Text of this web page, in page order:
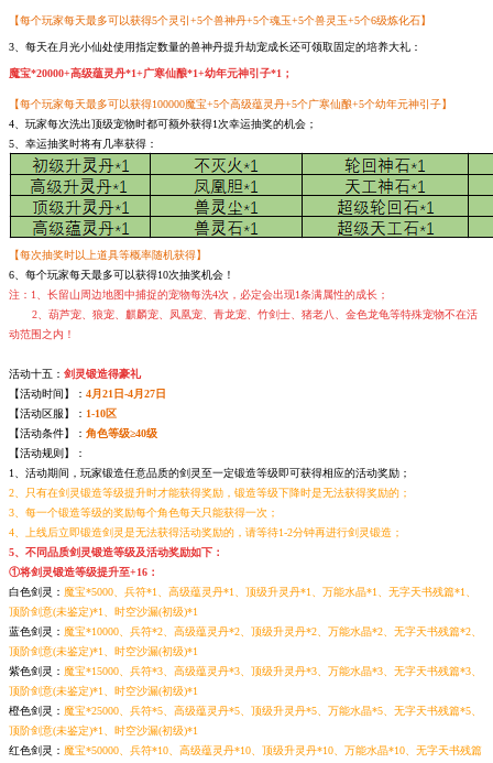
【每个玩家每天最多可以获得5个灵引+5个兽神丹+5个魂玉+5个兽灵玉+5个6级炼化石】
3、每天在月光小仙处使用指定数量的兽神丹提升劫宠成长还可领取固定的培养大礼：
魔宝*20000+高级蕴灵丹*1+广寒仙酿*1+幼年元神引子*1；
【每个玩家每天最多可以获得100000魔宝+5个高级蕴灵丹+5个广寒仙酿+5个幼年元神引子】
4、玩家每次洗出顶级宠物时都可额外获得1次幸运抽奖的机会；
5、幸运抽奖时将有几率获得：
【每次抽奖时以上道具等概率随机获得】
6、每个玩家每天最多可以获得10次抽奖机会！
注：1、长留山周边地图中捕捉的宠物每洗4次，必定会出现1条满属性的成长；
2、葫芦宠、狼宠、麒麟宠、凤凰宠、青龙宠、竹剑士、猪老八、金色龙龟等特殊宠物不在活
动范围之内！
活动十五： 剑灵锻造得豪礼
【活动时间】： 4月21日-4月27日
【活动区服】： 1-10区
【活动条件】： 角色等级≥40级
【活动规则】：
1、活动期间，玩家锻造任意品质的剑灵至一定锻造等级即可获得相应的活动奖励；
2、只有在剑灵锻造等级提升时才能获得奖励，锻造等级下降时是无法获得奖励的；
3、每一个锻造等级的奖励每个角色每天只能获得一次；
4、上线后立即锻造剑灵是无法获得活动奖励的，请等待1-2分钟再进行剑灵锻造；
5、不同品质剑灵锻造等级及活动奖励如下：
①将剑灵锻造等级提升至+16：
白色剑灵： 魔宝*5000、兵符*1、高级蕴灵丹*1、顶级升灵丹*1、万能水晶*1、无字天书残篇*1、
顶阶剑意(未鉴定)*1、时空沙漏(初级)*1
蓝色剑灵： 魔宝*10000、兵符*2、高级蕴灵丹*2、顶级升灵丹*2、万能水晶*2、无字天书残篇*2、
顶阶剑意(未鉴定)*1、时空沙漏(初级)*1
紫色剑灵： 魔宝*15000、兵符*3、高级蕴灵丹*3、顶级升灵丹*3、万能水晶*3、无字天书残篇*3、
顶阶剑意(未鉴定)*1、时空沙漏(初级)*1
橙色剑灵： 魔宝*25000、兵符*5、高级蕴灵丹*5、顶级升灵丹*5、万能水晶*5、无字天书残篇*5、
顶阶剑意(未鉴定)*1、时空沙漏(初级)*1
红色剑灵： 魔宝*50000、兵符*10、高级蕴灵丹*10、顶级升灵丹*10、万能水晶*10、无字天书残篇